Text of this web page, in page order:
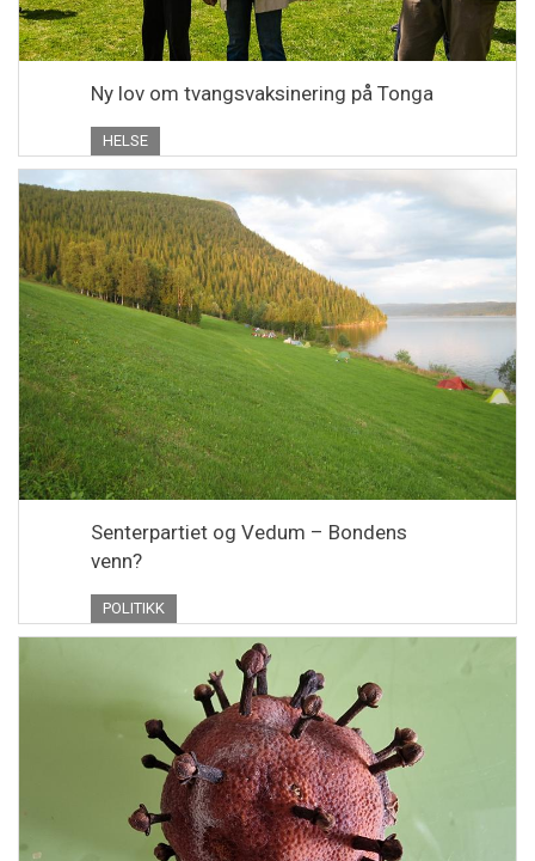
Ny lov om tvangsvaksinering på Tonga
HELSE
Senterpartiet og Vedum – Bondens
venn?
POLITIKK